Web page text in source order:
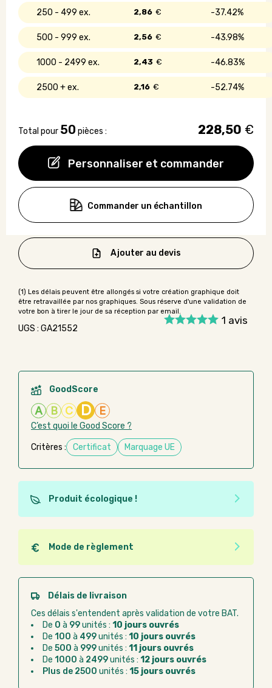
Personnaliser et commander
250 - 499 37.42%
2,86 €
500 - 999 43.98%
2,56 €
1000 - 2499 46.83%
2,43 €
2500 + 52.74%
2,16 €
Total pour 50 pièces : 228,50 €
Commander un échantillon
1 avis
Ajouter au devis
UGS : GA21552
GoodScore
A B C D E
C’est quoi le Good Score ?
Critères : Certificat Marquage UE
Produit écologique !
Ce produit est éco-conçu, il a été fabriqué à partir de
matériaux recyclés ou recyclables. Ces produits
peuvent plus facilement obtenir une seconde vie
après utilisation. L'origine de fabrication du produit
n'entre pas dans les critères d'éco-conception.
Mode de règlement
Quel que soit le mode de règlement, vous pouvez
passer commande en ligne sur Good Act.
Paiement CB :paiement sécurisé par carte
Virement bancaire :règlement sur facture
après la commande
Chorus Pro :règlement par mandat
administratif après la commande
Délais de livraison
Ces délais s'entendent après validation de votre BAT.
De 0 à 99unités : 10 jours ouvrés
De 100 à 499unités : 10 jours ouvrés
De 500 à 999unités : 11 jours ouvrés
De 1000 à 2499unités : 12 jours ouvrés
Plus de 2500 unités : 15 jours ouvrés